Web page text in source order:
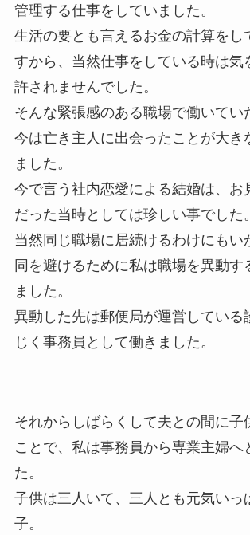
管理する仕事をしていました。
生活の要とも言えるお金の計算をし
すから、当然仕事をしている時は気
許されませんでした。
そんな緊張感のある職場で働いてい
今は亡き主人に出会ったことが大き
ました。
今で言う社内恋愛による結婚は、お
だった当時としては珍しい事でした。
当然同じ職場に居続けるわけにもい
同を避けるために私は職場を異動す
ました。
異動した先は郵便局が運営している
じく事務員として働きました。
それからしばらくして夫との間に子
ことで、私は事務員から専業主婦へ
た。
子供は三人いて、三人とも元気いっ
子。